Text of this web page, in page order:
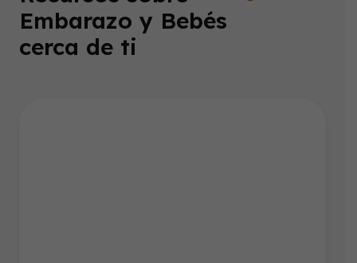
Embarazo y Bebés
cerca de ti